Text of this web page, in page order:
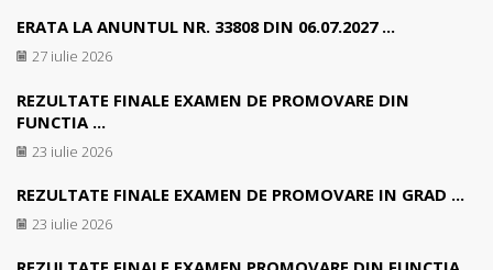
ERATA LA ANUNTUL NR. 33808 DIN 06.07.2027 ...
27 iulie 2026
REZULTATE FINALE EXAMEN DE PROMOVARE DIN
FUNCTIA ...
23 iulie 2026
REZULTATE FINALE EXAMEN DE PROMOVARE IN GRAD ...
23 iulie 2026